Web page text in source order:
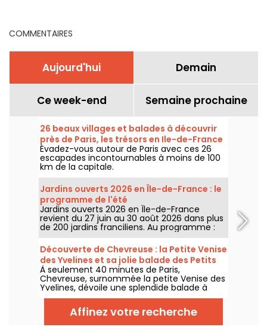
COMMENTAIRES
Aujourd'hui Demain
Ce week-end Semaine prochaine
26 beaux villages et balades à découvrir
près de Paris, les trésors en Ile-de-France
Évadez-vous autour de Paris avec ces 26
escapades incontournables à moins de 100
km de la capitale.
Jardins ouverts 2026 en Île-de-France : le
programme de l'été
Jardins ouverts 2026 en Île-de-France
revient du 27 juin au 30 août 2026 dans plus
de 200 jardins franciliens. Au programme :
concerts, spectacles, visites, ateliers et
installations artistiques.
Découverte de Chevreuse : la Petite Venise
des Yvelines et sa jolie balade des Petits
Ponts
À seulement 40 minutes de Paris,
Chevreuse, surnommée la petite Venise des
Yvelines, dévoile une splendide balade à
travers ses petits ponts. Ce véritable écrin
de verdure, accessible en RER, nous dévpoile
une escapade au charme insoupçonné. On
vous embarque pour une aventure nature
Affinez votre recherche